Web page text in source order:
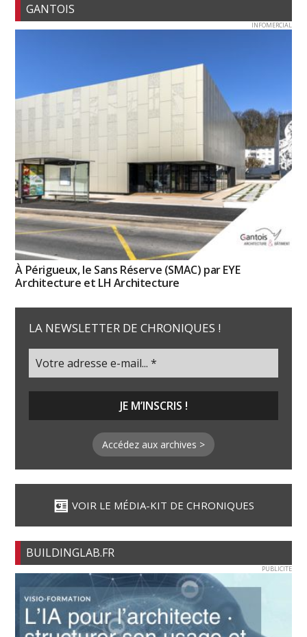
GANTOIS
INFOMERCIAL
À Périgueux, le Sans Réserve (SMAC) par EYE
Architecture et LH Architecture
LA NEWSLETTER DE CHRONIQUES !
Accédez aux archives >
VOIR LE MÉDIA-KIT DE CHRONIQUES
BUILDINGLAB.FR
PUBLICITE